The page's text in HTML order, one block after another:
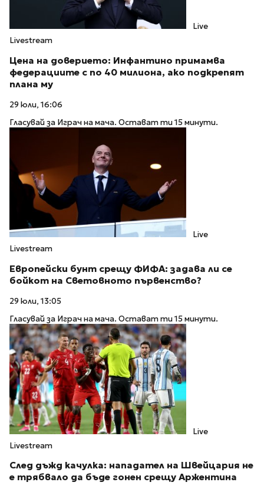
Live
Livestream
Цена на доверието: Инфантино примамва
федерациите с по 40 милиона, ако подкрепят
плана му
29 юли, 16:06
Гласувай за Играч на мача. Остават ти 15 минути.
Live
Livestream
Европейски бунт срещу ФИФА: задава ли се
бойкот на Световното първенство?
29 юли, 13:05
Гласувай за Играч на мача. Остават ти 15 минути.
Live
Livestream
След дъжд качулка: нападател на Швейцария не
е трябвало да бъде гонен срещу Аржентина